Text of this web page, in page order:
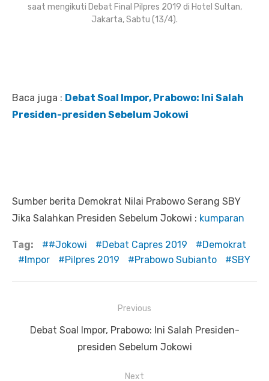
saat mengikuti Debat Final Pilpres 2019 di Hotel Sultan,
Jakarta, Sabtu (13/4).
Baca juga : Debat Soal Impor, Prabowo: Ini Salah
Presiden-presiden Sebelum Jokowi
Sumber berita Demokrat Nilai Prabowo Serang SBY
Jika Salahkan Presiden Sebelum Jokowi : kumparan
Tag: #Jokowi Debat Capres 2019
Demokrat
Impor
Pilpres 2019 Prabowo Subianto SBY
pos
Previous
Previous
Debat Soal Impor, Prabowo: Ini Salah Presiden-
presiden Sebelum Jokowi
Next